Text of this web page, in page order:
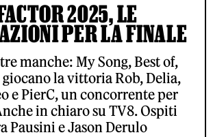
2025, LE
PER LA FINALE
manche: My Song, Best of,
la vittoria Rob, Delia,
e PierC, un concorrente per
in chiaro su TV8. Ospiti
Pausini e Jason Derulo